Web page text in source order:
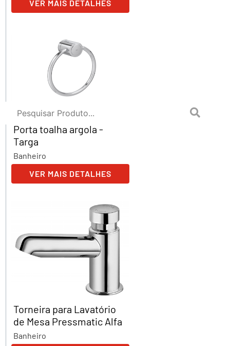
VER MAIS DETALHES
Porta toalha argola -
Targa
Banheiro
VER MAIS DETALHES
Torneira para Lavatório
de Mesa Pressmatic Alfa
Banheiro